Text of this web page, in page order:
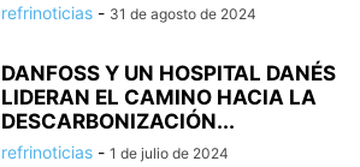
refrinoticias - 31 de agosto de 2024
DANFOSS Y UN HOSPITAL DANÉS
LIDERAN EL CAMINO HACIA LA
DESCARBONIZACIÓN...
refrinoticias - 1 de julio de 2024